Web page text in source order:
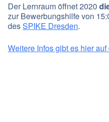
Der Lernraum öffnet 2020
zur Bewerbungshilfe von
desSPIKE Dresden.
Weitere Infos gibt es hier